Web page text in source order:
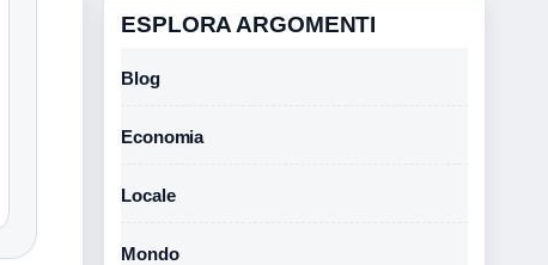
ESPLORA ARGOMENTI
Blog
Economia
Locale
Mondo